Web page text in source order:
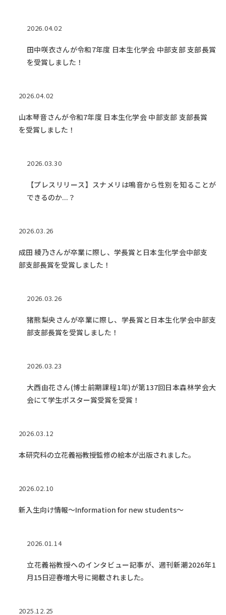
2026.04.02
田中咲衣さんが令和7年度 日本生化学会 中部支部 支部長賞
を受賞しました！
2026.04.02
山本琴音さんが令和7年度 日本生化学会 中部支部 支部長賞
を受賞しました！
2026.03.30
【プレスリリース】スナメリは鳴音から性別を知ることが
できるのか...？
2026.03.26
成田 綾乃さんが卒業に際し、学長賞と日本生化学会中部支
部支部長賞を受賞しました！
2026.03.26
猪熊梨央さんが卒業に際し、学長賞と日本生化学会中部支
部支部長賞を受賞しました！
2026.03.23
大西由花さん(博士前期課程1年)が第137回日本森林学会大
会にて学生ポスター賞受賞を受賞！
2026.03.12
本研究科の立花義裕教授監修の絵本が出版されました。
2026.02.10
新入生向け情報～Information for new students～
2026.01.14
立花義裕教授へのインタビュー記事が、週刊新潮2026年1
月15日迎春増大号に掲載されました。
2025.12.25